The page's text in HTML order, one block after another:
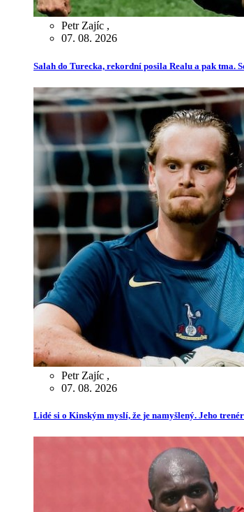
Petr Zajíc ,
07. 08. 2026
Salah do Turecka, rekordní posila Realu a pak tma.
Petr Zajíc ,
07. 08. 2026
Lidé si o Kinským myslí, že je namyšlený. Jeho